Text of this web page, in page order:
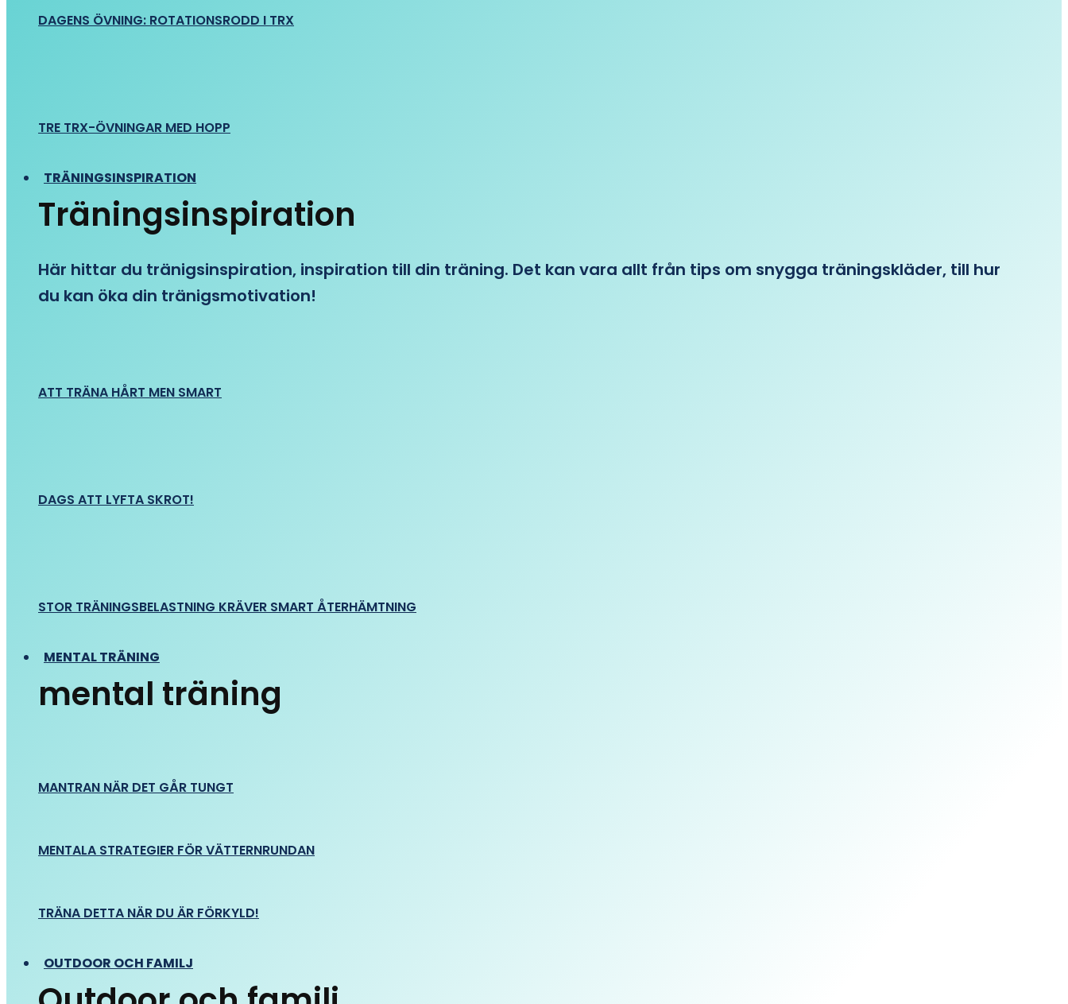
DAGENS ÖVNING: ROTATIONSRODD I TRX
TRE TRX-ÖVNINGAR MED HOPP
TRÄNINGSINSPIRATION
Träningsinspiration
Här hittar du tränigsinspiration, inspiration till din träning. Det kan vara allt från tips om snygga träningskläder, till hur
du kan öka din tränigsmotivation!
ATT TRÄNA HÅRT MEN SMART
DAGS ATT LYFTA SKROT!
STOR TRÄNINGSBELASTNING KRÄVER SMART ÅTERHÄMTNING
MENTAL TRÄNING
mental träning
MANTRAN NÄR DET GÅR TUNGT
MENTALA STRATEGIER FÖR VÄTTERNRUNDAN
TRÄNA DETTA NÄR DU ÄR FÖRKYLD!
OUTDOOR OCH FAMILJ